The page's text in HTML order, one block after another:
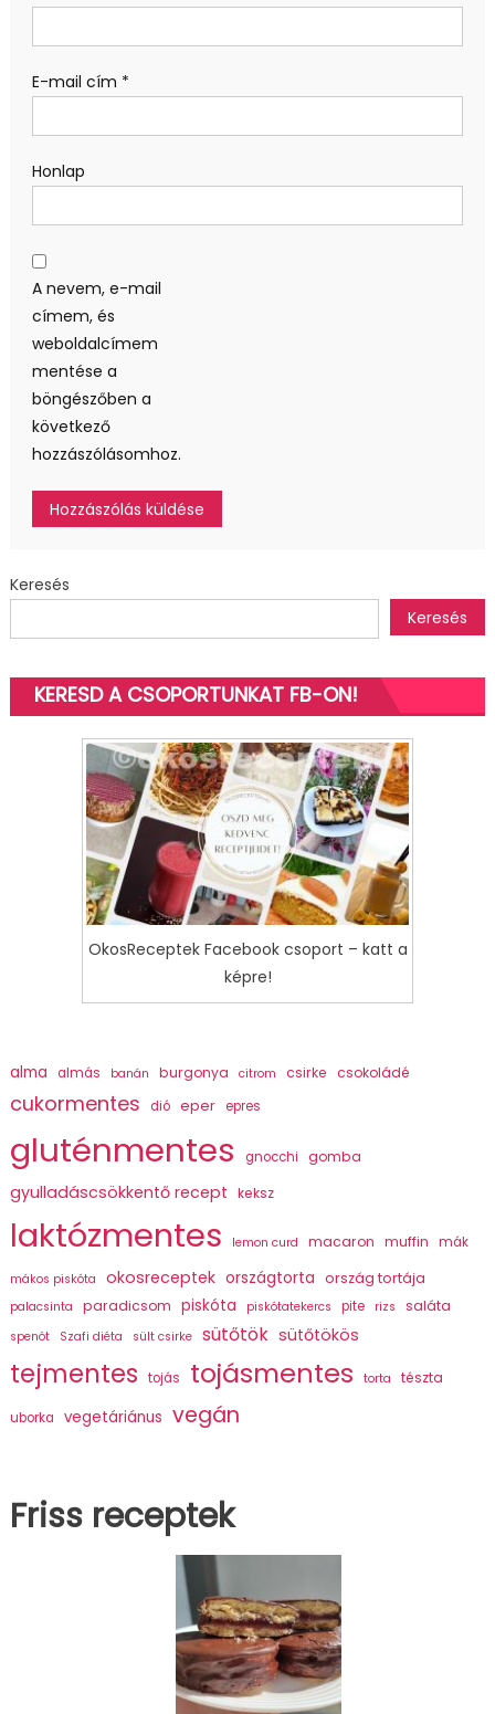
E-mail cím *
Honlap
A nevem, e-mail
címem, és
weboldalcímem
mentése a
böngészőben a
következő
hozzászólásomhoz.
Keresés
Keresés
KERESD A CSOPORTUNKAT FB-ON!
OkosReceptek Facebook csoport – katt a
képre!
alma almás banán burgonya citrom csirke csokoládé
cukormentes dió eper epres
gluténmentes gnocchi gomba
gyulladáscsökkentő recept keksz
laktózmentes lemon curd macaron muffin mák
mákos piskóta okosreceptek országtorta ország tortája
palacsinta paradicsom piskóta piskótatekercs pite rizs saláta
spenót Szafi diéta sült csirke sütőtök sütőtökös
tejmentes tojás tojásmentes torta tészta
uborka vegetáriánus vegán
Friss receptek